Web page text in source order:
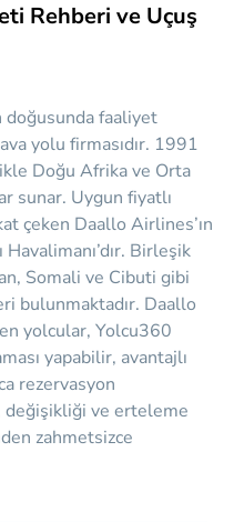
Rehberi ve Uçuş
doğusunda faaliyet
yolu firmasıdır. 1991
Doğu Afrika ve Orta
sunar. Uygun fiyatlı
çeken Daallo Airlines’ın
Birleşik
Somali ve Cibuti gibi
bulunmaktadır. Daallo
yolcular, Yolcu360
yapabilir, avantajlı
rezervasyon
ve erteleme
zahmetsizce